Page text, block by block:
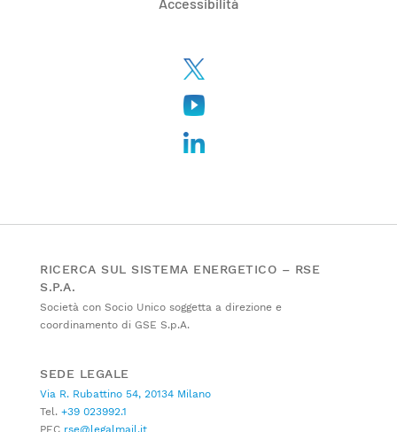
RICERCA SUL SISTEMA ENERGETICO – RSE
S.P.A.
Società con Socio Unico soggetta a direzione e
coordinamento di GSE S.p.A.
SEDE LEGALE
Via R. Rubattino 54, 20134 Milano
Tel. +39 023992.1
PEC rse@legalmail.it